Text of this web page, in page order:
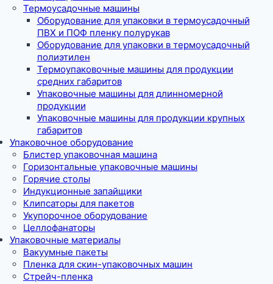
Термоусадочные машины
Оборудование для упаковки в термоусадочный
ПВХ и ПОФ пленку полурукав
Оборудование для упаковки в термоусадочный
полиэтилен
Термоупаковочные машины для продукции
средних габаритов
Упаковочные машины для длинномерной
продукции
Упаковочные машины для продукции крупных
габаритов
Упаковочное оборудование
Блистер упаковочная машина
Горизонтальные упаковочные машины
Горячие столы
Индукционные запайщики
Клипсаторы для пакетов
Укупорочное оборудование
Целлофанаторы
Упаковочные материалы
Вакуумные пакеты
Пленка для скин-упаковочных машин
Стрейч-пленка